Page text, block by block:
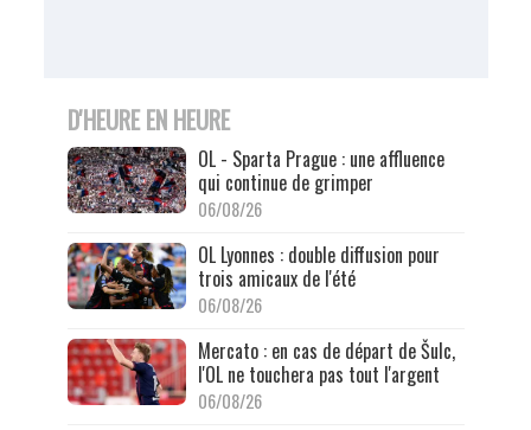
D'HEURE EN HEURE
OL - Sparta Prague : une affluence
qui continue de grimper
06/08/26
OL Lyonnes : double diffusion pour
trois amicaux de l'été
06/08/26
Mercato : en cas de départ de Šulc,
l'OL ne touchera pas tout l'argent
06/08/26